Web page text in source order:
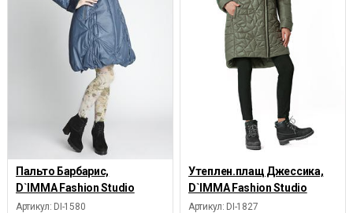
Пальто Барбарис,
D`IMMA Fashion Studio
Артикул: DI-1580
Утеплен.плащ Джессика,
D`IMMA Fashion Studio
Артикул: DI-1827